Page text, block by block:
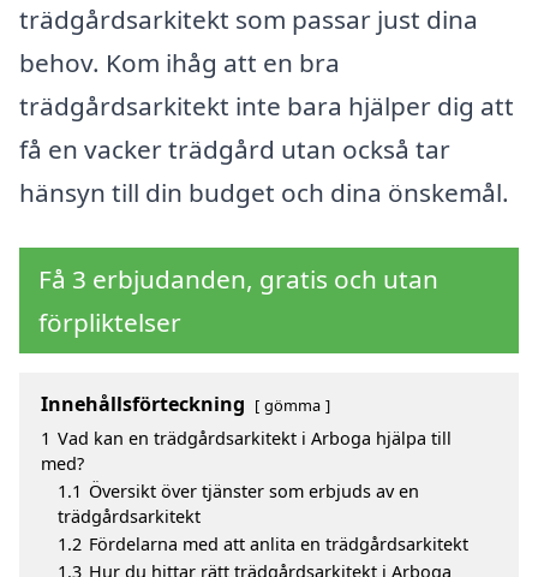
trädgårdsarkitekt som passar just dina
behov. Kom ihåg att en bra
trädgårdsarkitekt inte bara hjälper dig att
få en vacker trädgård utan också tar
hänsyn till din budget och dina önskemål.
Få 3 erbjudanden, gratis och utan
förpliktelser
Innehållsförteckning gömma
1 Vad kan en trädgårdsarkitekt i Arboga hjälpa till
med?
1.1 Översikt över tjänster som erbjuds av en
trädgårdsarkitekt
1.2 Fördelarna med att anlita en trädgårdsarkitekt
1.3 Hur du hittar rätt trädgårdsarkitekt i Arboga